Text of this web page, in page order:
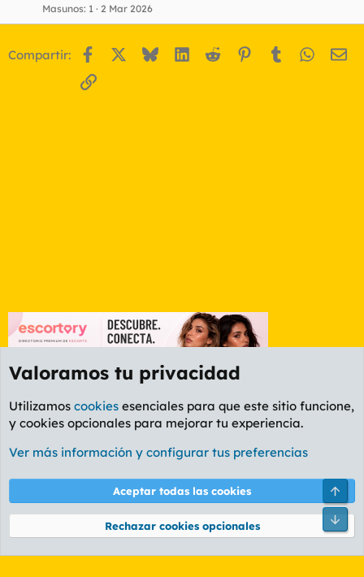
Masunos 1 2 Mar 2026
Compartir: Facebook BlueskyLinkedIn
Reddit Pinterest
Tumblr
Enlace
Foro General
Cookies
PL OLDSTYLE AMARILLO
Términos y reglas Política de privacidad Ayuda
Community platform by XenForo® © 2010-2026 XenForo Ltd.
Valoramos tu privacidad
Utilizamos cookies esenciales para que este sitio funcione,
y cookies opcionales para mejorar tu experiencia.
Ver más información y configurar tus preferencias
Aceptar todas las cookies
Rechazar cookies opcionales
Pie